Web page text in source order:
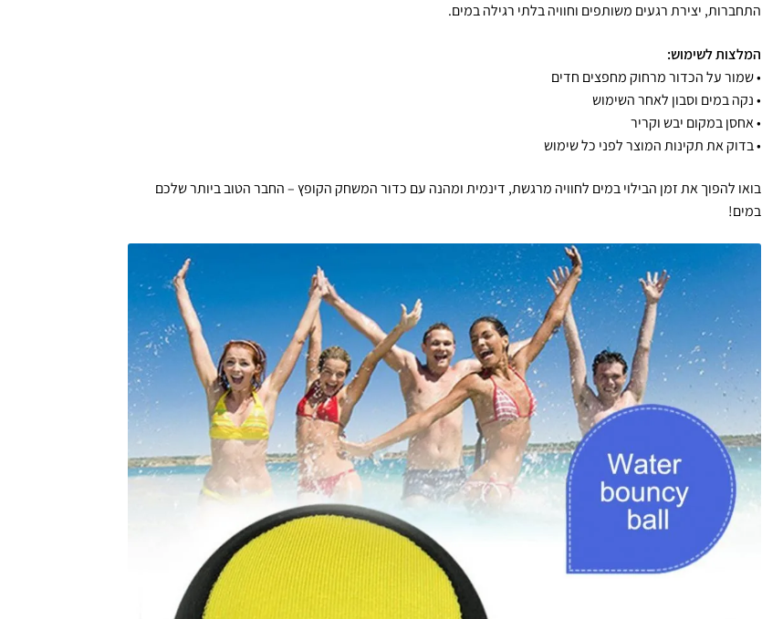
התחברות, יצירת רגעים משותפים וחוויה בלתי רגילה במים.
המלצות לשימוש:
• שמור על הכדור מרחוק מחפצים חדים
• נקה במים וסבון לאחר השימוש
• אחסן במקום יבש וקריר
• בדוק את תקינות המוצר לפני כל שימוש
בואו להפוך את זמן הבילוי במים לחוויה מרגשת, דינמית ומהנה עם כדור המשחק הקופץ – החבר הטוב ביותר שלכם
במים!